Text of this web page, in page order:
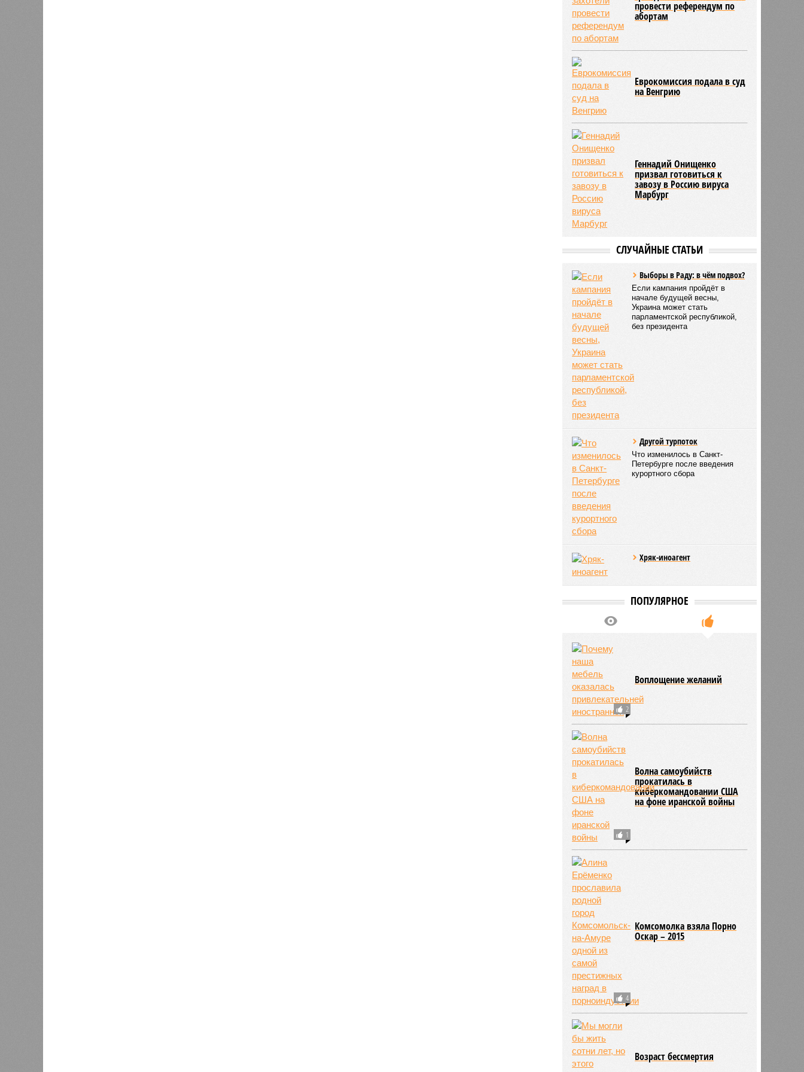
провести референдум по
абортам
Еврокомиссия подала в суд
на Венгрию
Геннадий Онищенко
призвал готовиться к
завозу в Россию вируса
Марбург
СЛУЧАЙНЫЕ СТАТЬИ
Выборы в Раду: в чём подвох?
Если кампания пройдёт в
начале будущей весны,
Украина может стать
парламентской республикой,
без президента
Другой турпоток
Что изменилось в Санкт-
Петербурге после введения
курортного сбора
Хряк-иноагент
ПОПУЛЯРНОЕ
2
Воплощение желаний
1
Волна самоубийств
прокатилась в
киберкомандовании США
на фоне иранской войны
4
Комсомолка взяла Порно
Оскар – 2015
Возраст бессмертия